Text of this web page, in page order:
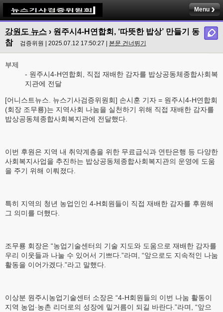
Menu
강원도 뉴스 › 원주시4-H연합회, ‘따뜻한 밥상’ 만들기 동
참
검증위원 | 2025.07.12 17:50:27 | 본문 건너뛰기
부제
- 원주시4-H연합회, 직접 재배한 감자를 밥상공동체종합사회복
지관에 전달
[어니스트뉴스. 뉴스기사검증위원회] 손시훈 기자 = 원주시4-H연합회
(회장 조무룡)는 지역사회 나눔을 실천하기 위해 직접 재배한 감자를
밥상공동체종합사회복지관에 전달했다.
이번 후원은 지역 내 취약계층을 위한 무료급식과 연탄은행 등 다양한
사회복지사업을 추진하는 밥상공동체종합사회복지관의 운영에 도움
을 주기 위해 이뤄졌다.
특히 지역의 청년 농업인인 4-H회원들이 직접 재배한 감자를 후원해
그 의미를 더했다.
조무룡 회장은 “농업기술센터의 기술 지도와 도움으로 재배한 감자를
우리 이웃들과 나눌 수 있어서 기쁘다.”라며, “앞으로도 지속적인 나눔
활동을 이어가겠다.”라고 말했다.
이상분 원주시농업기술센터 소장은 “4-H회원들의 이번 나눔 활동이
지역 농업·농촌 리더로의 성장에 밑거름이 되길 바란다.”라며, “앞으